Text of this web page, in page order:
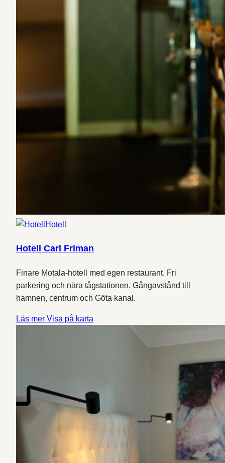
Hotell
Hotell Carl Friman
Finare Motala-hotell med egen restaurant. Fri
parkering och nära tågstationen. Gångavstånd till
hamnen, centrum och Göta kanal.
Läs mer Visa på karta